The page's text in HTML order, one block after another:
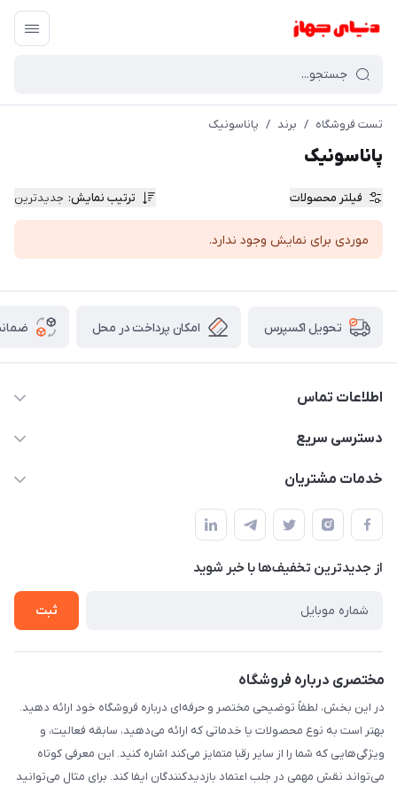
تست فروشگاه / برند / پاناسونیک
پاناسونیک
فیلتر محصولات ترتیب نمایش: جدیدترین
موردی برای نمایش وجود ندارد.
تحویل اکسپرس امکان پرداخت در محل
اطلاعات تماس
۰۲۱۰۰۰۰۰۰۰۰
دسترسی سریع
حساب کاربری
لیست محصولات
درباره ما
خدمات مشتریان
قوانین و مقررات
حریم خصوصی
راهنما
از جدید‌ترین تخفیف‌ها با‌ خبر شوید
ثبت
مختصری درباره فروشگاه
در این بخش، لطفاً توضیحی مختصر و حرفه‌ای درباره فروشگاه خود ارائه دهید.
بهتر است به نوع محصولات یا خدماتی که ارائه می‌دهید، سابقه فعالیت، و
ویژگی‌هایی که شما را از سایر رقبا متمایز می‌کند اشاره کنید. این معرفی کوتاه
می‌تواند نقش مهمی در جلب اعتماد بازدیدکنندگان ایفا کند. برای مثال می‌توانید